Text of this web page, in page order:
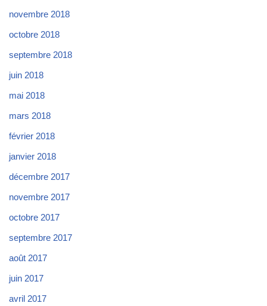
novembre 2018
octobre 2018
septembre 2018
juin 2018
mai 2018
mars 2018
février 2018
janvier 2018
décembre 2017
novembre 2017
octobre 2017
septembre 2017
août 2017
juin 2017
avril 2017